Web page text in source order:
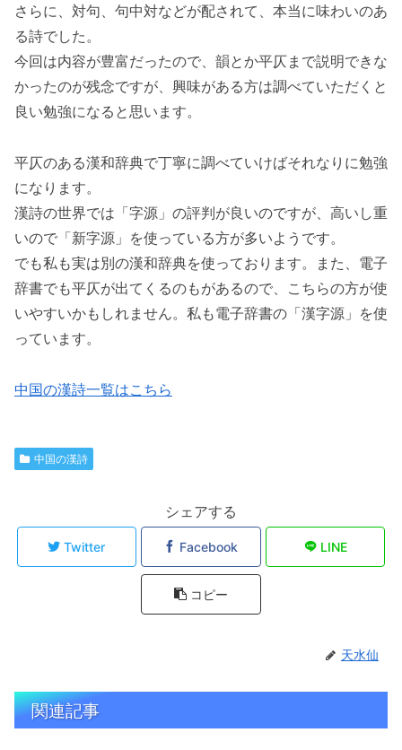
さらに、対句、句中対などが配されて、本当に味わいのあ
る詩でした。
今回は内容が豊富だったので、韻とか平仄まで説明できな
かったのが残念ですが、興味がある方は調べていただくと
良い勉強になると思います。
平仄のある漢和辞典で丁寧に調べていけばそれなりに勉強
になります。
漢詩の世界では「字源」の評判が良いのですが、高いし重
いので「新字源」を使っている方が多いようです。
でも私も実は別の漢和辞典を使っております。また、電子
辞書でも平仄が出てくるのもがあるので、こちらの方が使
いやすいかもしれません。私も電子辞書の「漢字源」を使
っています。
中国の漢詩一覧はこちら
中国の漢詩
シェアする
Twitter Facebook LINE
コピー
天水仙
関連記事